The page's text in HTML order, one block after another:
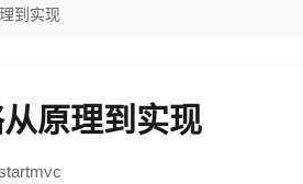
到实现
原理到实现